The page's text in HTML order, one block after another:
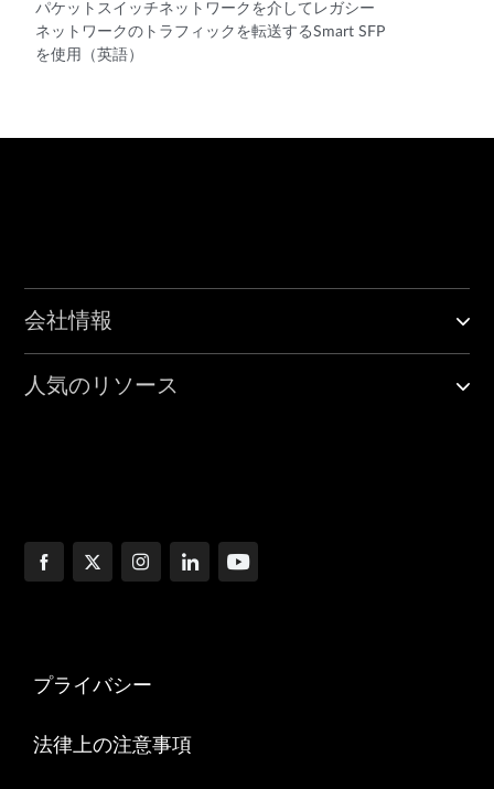
パケットスイッチネットワークを介してレガシー
ネットワークのトラフィックを転送するSmart SFP
を使用（英語）
会社情報
人気のリソース
プライバシー
法律上の注意事項